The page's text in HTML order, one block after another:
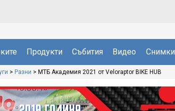
Продукти Събития Видео Снимки
> Разни > МТБ Академия 2021 oт Veloraptor BIKE HUB